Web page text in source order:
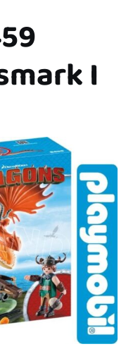
I